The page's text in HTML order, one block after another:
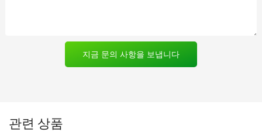
지금 문의 사항을 보냅니다
관련 상품